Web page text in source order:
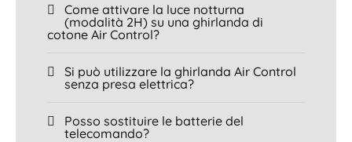
Come attivare la luce notturna
(modalità 2H) su una ghirlanda di
cotone Air Control?
Si può utilizzare la ghirlanda Air Control
senza presa elettrica?
Posso sostituire le batterie del
telecomando?